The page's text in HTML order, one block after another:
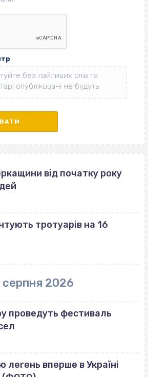
від початку року
тротуарів на 16
серпня 2026
проведуть фестиваль
легень вперше в Україні